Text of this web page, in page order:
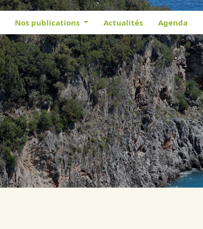
Nos publications Actualités Agenda